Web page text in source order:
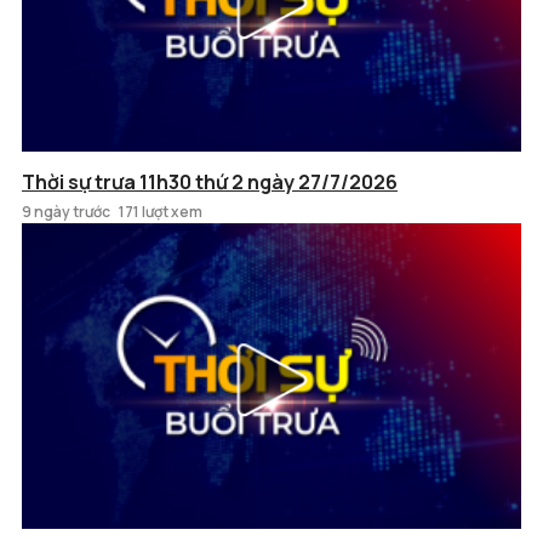
Thời sự trưa 11h30 thứ 2 ngày 27/7/2026
9 ngày trước 171 lượt xem